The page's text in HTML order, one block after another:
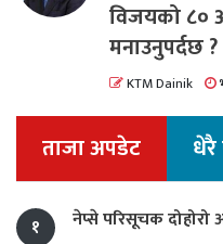
विजयको ८०
मनाउनुपर्दछ ?
KTM Dainik
ताजा अपडेट
१ नेप्से परिसूचक दोहोरो